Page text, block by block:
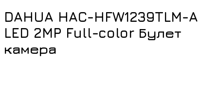
DAHUA HAC-HFW1239TLM-A
LED 2MP Full-color Булет
камера